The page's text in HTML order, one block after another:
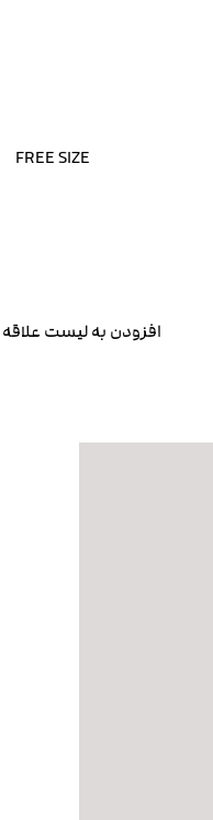
FREE SIZE
افزودن به لیست